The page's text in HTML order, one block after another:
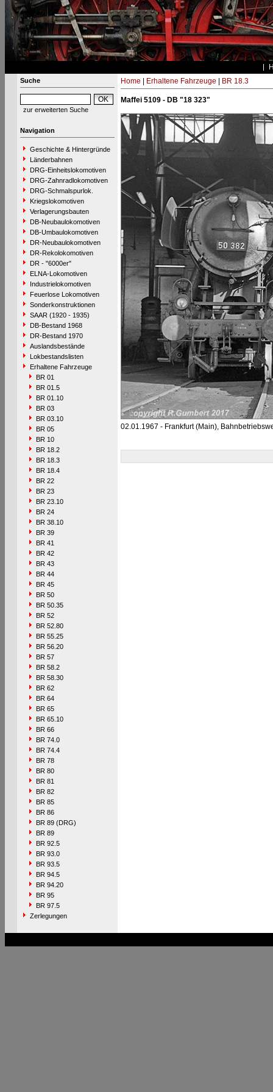
Suche
zur erweiterten Suche
Navigation
Geschichte & Hintergründe
Länderbahnen
DRG-Einheitslokomotiven
DRG-Zahnradlokomotiven
DRG-Schmalspurlok.
Kriegslokomotiven
Verlagerungsbauten
DB-Neubaulokomotiven
DB-Umbaulokomotiven
DR-Neubaulokomotiven
DR-Rekolokomotiven
DR - "6000er"
ELNA-Lokomotiven
Industrielokomotiven
Feuerlose Lokomotiven
Sonderkonstruktionen
SAAR (1920 - 1935)
DB-Bestand 1968
DR-Bestand 1970
Auslandsbestände
Lokbestandslisten
Erhaltene Fahrzeuge
BR 01
BR 01.5
BR 01.10
BR 03
BR 03.10
BR 05
BR 10
BR 18.2
BR 18.3
BR 18.4
BR 22
BR 23
BR 23.10
BR 24
BR 38.10
BR 39
BR 41
BR 42
BR 43
BR 44
BR 45
BR 50
BR 50.35
BR 52
BR 52.80
BR 55.25
BR 56.20
BR 57
BR 58.2
BR 58.30
BR 62
BR 64
BR 65
BR 65.10
BR 66
BR 74.0
BR 74.4
BR 78
BR 80
BR 81
BR 82
BR 85
BR 86
BR 89 (DRG)
BR 89
BR 92.5
BR 93.0
BR 93.5
BR 94.5
BR 94.20
BR 95
BR 97.5
Zerlegungen
Home Erhaltene Fahrzeuge BR 18.3
Maffei 5109 - DB "18 323"
02.01.1967 - Frankfurt (Main),